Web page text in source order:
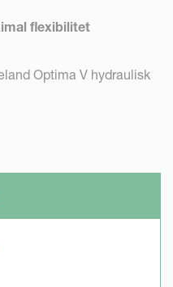
flexibilitet
Optima V hydraulisk